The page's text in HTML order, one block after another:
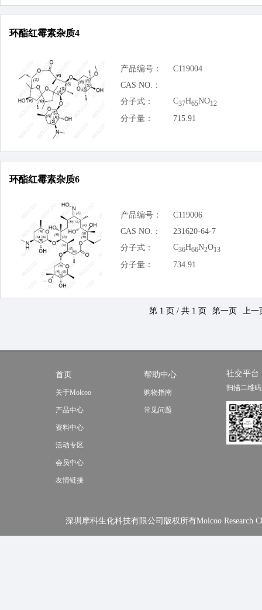
环酯红霉素杂质4
产品编号：
C119004
CAS NO.：
分子式：
C37H65NO12
分子量： 715.91
环酯红霉素杂质6
产品编号：
C119006
CAS NO.：
231620-64-7
分子式：
C36H66N2O13
分子量： 734.91
第 1 页 / 共 1 页 第一页 上一
首页
关于Molcoo
产品中心
资料中心
活动专区
会员中心
友情链接
帮助中心
购物指南
常见问题
社交平台
扫描二维
深圳摩科生化科技有限公司版权所有Molcoo Research